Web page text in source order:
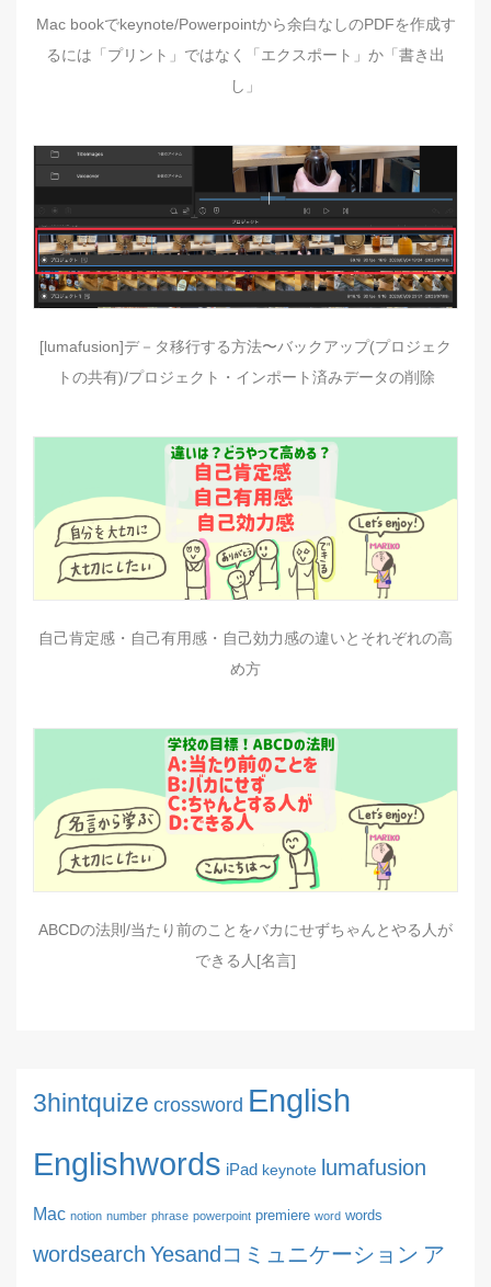
Mac bookでkeynote/Powerpointから余白なしのPDFを作成す
るには「プリント」ではなく「エクスポート」か「書き出
し」
[lumafusion]デ－タ移行する方法〜バックアップ(プロジェク
トの共有)/プロジェクト・インポート済みデータの削除
自己肯定感・自己有用感・自己効力感の違いとそれぞれの高
め方
ABCDの法則/当たり前のことをバカにせずちゃんとやる人が
できる人[名言]
3hintquize crossword English
Englishwords iPad keynote lumafusion
Mac notion number phrase powerpoint premiere word words
wordsearch Yesandコミュニケーション ア